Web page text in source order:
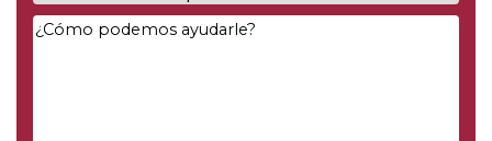
Type*
Your